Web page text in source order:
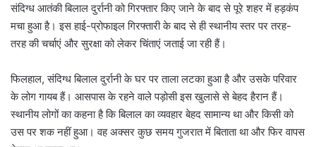
संदिग्ध आतंकी बिलाल दुर्रानी को गिरफ्तार किए जाने के बाद से पूरे शहर में हड़कंप
मचा हुआ है। इस हाई-प्रोफाइल गिरफ्तारी के बाद से ही स्थानीय स्तर पर तरह-
तरह की चर्चाएं और सुरक्षा को लेकर चिंताएं जताई जा रही हैं।
फिलहाल, संदिग्ध बिलाल दुर्रानी के घर पर ताला लटका हुआ है और उसके परिवार
के लोग गायब हैं। आसपास के रहने वाले पड़ोसी इस खुलासे से बेहद हैरान हैं।
स्थानीय लोगों का कहना है कि बिलाल का व्यवहार बेहद सामान्य था और किसी को
उस पर शक नहीं हुआ। वह अक्सर कुछ समय गुजरात में बिताता था और फिर वापस